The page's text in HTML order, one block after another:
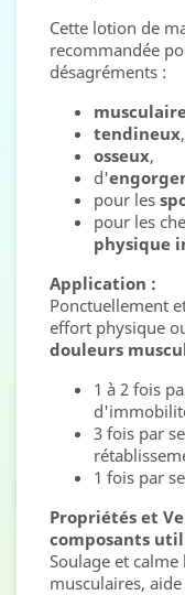
Cette lotion de
recommandée
désagréments :
tendineux,
osseux,
d'
pour les
pour les
physique
Application :
Ponctuellement
effort physique
douleurs
1 à 2 fois
3 fois par
1 fois par
Propriétés et
composants
Soulage et
musculaires,